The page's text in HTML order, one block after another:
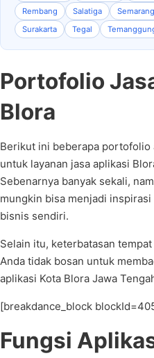
Rembang
Salatiga Semarang
Surakarta
Tegal
Portofolio
Blora
Berikut ini beberapa portofolio
untuk layanan jasa aplikasi
Sebenarnya banyak sekali,
mungkin bisa menjadi
bisnis sendiri.
Selain itu, keterbatasan
Anda tidak bosan untuk
aplikasi Kota Blora Jawa
[breakdance_block
Fungsi